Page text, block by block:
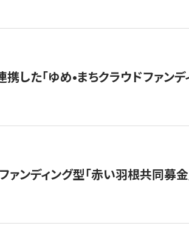
した「ゆめ•まちクラウドファン
ァンディング型「赤い羽根共同